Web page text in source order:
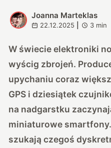
J
Joanna Marteklas
22.12.2025 3 min
W świecie elektroniki
wyścig zbrojeń.
upychaniu coraz
GPS i dziesiątek
na nadgarstku
miniaturowe
szukają czegoś